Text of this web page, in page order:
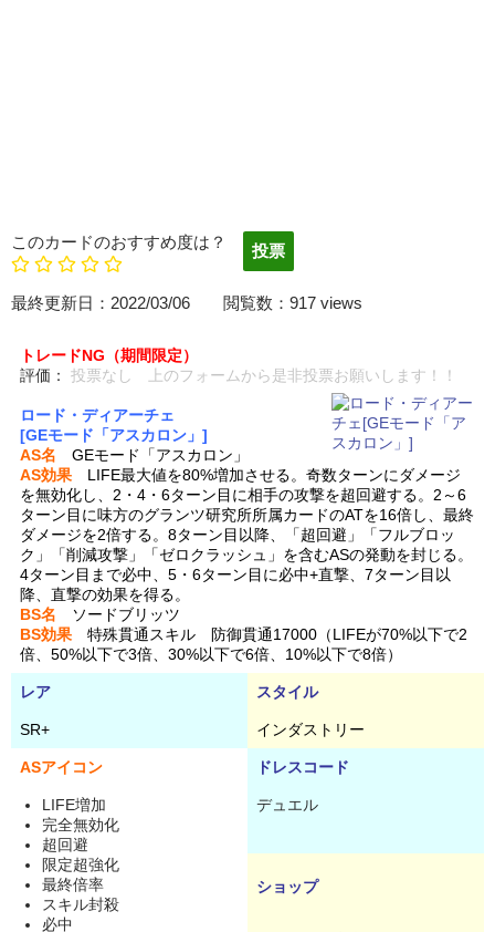
このカードのおすすめ度は？
最終更新日：2022/03/06 閲覧数：917 views
トレードNG（期間限定）
評価：
投票なし 上のフォームから是非投票お願いします！！
ロード・ディアーチェ
[GEモード「アスカロン」]
AS名 GEモード「アスカロン」
AS効果 LIFE最大値を80%増加させる。奇数ターンにダメージ
を無効化し、2・4・6ターン目に相手の攻撃を超回避する。2～6
ターン目に味方のグランツ研究所所属カードのATを16倍し、最終
ダメージを2倍する。8ターン目以降、「超回避」「フルブロッ
ク」「削減攻撃」「ゼロクラッシュ」を含むASの発動を封じる。
4ターン目まで必中、5・6ターン目に必中+直撃、7ターン目以
降、直撃の効果を得る。
BS名 ソードブリッツ
BS効果 特殊貫通スキル 防御貫通17000（LIFEが70%以下で2
倍、50%以下で3倍、30%以下で6倍、10%以下で8倍）
レア スタイル
SR+ インダストリー
ASアイコン ドレスコード
LIFE増加
完全無効化
超回避
限定超強化
最終倍率
スキル封殺
必中
デュエル
ショップ